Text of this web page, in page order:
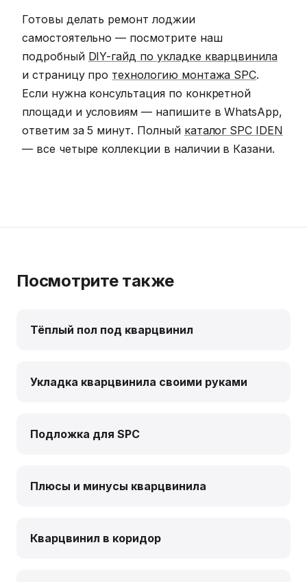
Готовы делать ремонт лоджии
самостоятельно — посмотрите наш
подробный DIY-гайд по укладке кварцвинила
и страницу про технологию монтажа SPC.
Если нужна консультация по конкретной
площади и условиям — напишите в WhatsApp,
ответим за 5 минут. Полный каталог SPC IDEN
— все четыре коллекции в наличии в Казани.
Посмотрите также
Тёплый пол под кварцвинил
Укладка кварцвинила своими руками
Подложка для SPC
Плюсы и минусы кварцвинила
Кварцвинил в коридор